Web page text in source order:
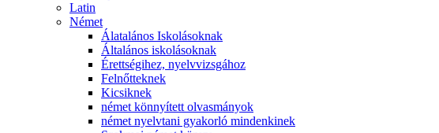
Latin
Német
Álatalános Iskolásoknak
Általános iskolásoknak
Érettségihez, nyelvvizsgához
Felnőtteknek
Kicsiknek
német könnyített olvasmányok
német nyelvtani gyakorló mindenkinek